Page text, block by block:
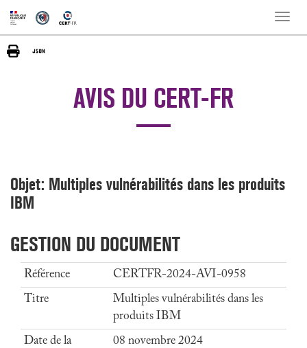
Toggle
AVIS DU CERT-FR
Objet: Multiples vulnérabilités dans les produits
IBM
GESTION DU DOCUMENT
Référence
CERTFR-2024-AVI-0958
Titre
Multiples vulnérabilités dans les
produits IBM
Date de la
08 novembre 2024